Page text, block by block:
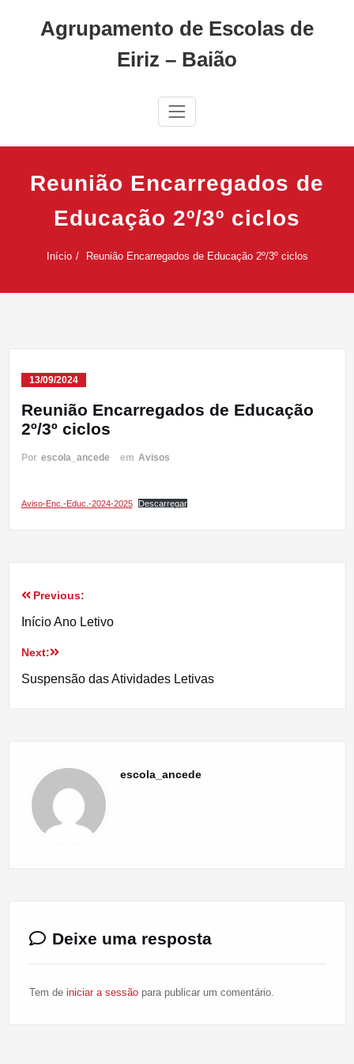
Agrupamento de Escolas de
Eiriz – Baião
Reunião Encarregados de
Educação 2º/3º ciclos
Início Reunião Encarregados de Educação 2º/3º ciclos
13/09/2024
Reunião Encarregados de Educação
2º/3º ciclos
Por escola_ancede em Avisos
Aviso-Enc.-Educ.-2024-2025 Descarregar
Navegação
artigos
Previous:
Início Ano Letivo
Next:
Suspensão das Atividades Letivas
escola_ancede
Deixe uma resposta
Tem de iniciar a sessãopara publicar um comentário.